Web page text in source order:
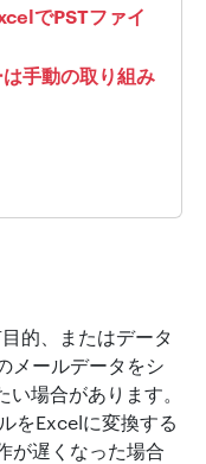
でPSTファイ
手動の取り組み
的、またはデータ
メールデータをシ
場合があります。
をExcelに変換する
が遅くなった場合